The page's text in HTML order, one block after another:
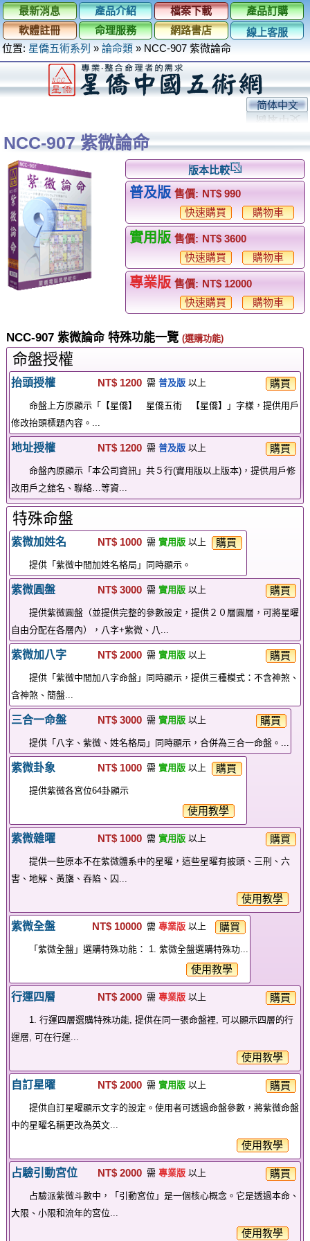
最新消息 產品介紹 檔案下載
產品訂購
軟體註冊
命理服務 網路書店
線上客服
位置: 星僑五術系列 » 論命類 » NCC-907 紫微論命
简体中文
NCC-907 紫微論命
版本比較
普及版 售價: NT$ 990
購物車
快速購買
實用版 售價: NT$ 3600
購物車
快速購買
專業版 售價: NT$ 12000
購物車
快速購買
NCC-907 紫微論命 特殊功能一覽 (選購功能)
命盤授權
抬頭授權 NT$ 1200 需 普及版以上 購買
命盤上方原顯示「【星僑】 星僑五術 【星僑】」字樣，提供用戶
修改抬頭標題內容。...
地址授權 NT$ 1200 需 普及版以上 購買
命盤內原顯示「本公司資訊」共５行(實用版以上版本)，提供用戶修
改用戶之舘名、聯絡…等資...
特殊命盤
紫微加姓名 NT$ 1000 需 實用版以上 購買
提供「紫微中間加姓名格局」同時顯示。
紫微圓盤 NT$ 3000 需 實用版以上 購買
提供紫微圓盤（並提供完整的參數設定，提供２０層圓層，可將星曜
自由分配在各層內），八字+紫微、八...
紫微加八字 NT$ 2000 需 實用版以上 購買
提供「紫微中間加八字命盤」同時顯示，提供三種模式：不含神煞、
含神煞、簡盤...
三合一命盤 NT$ 3000 需 實用版以上 購買
提供「八字、紫微、姓名格局」同時顯示，合併為三合一命盤。...
紫微卦象 NT$ 1000 需 實用版以上 購買
提供紫微各宮位64卦顯示
使用教學
紫微雜曜 NT$ 1000 需 實用版以上 購買
提供一些原本不在紫微體系中的星曜，這些星曜有披頭、三刑、六
害、地解、黃旛、吞陷、囚...
使用教學
紫微全盤 NT$ 10000 需 專業版以上 購買
「紫微全盤」選購特殊功能： 1. 紫微全盤選購特殊功...
使用教學
行運四層 NT$ 2000 需 專業版以上 購買
1. 行運四層選購特殊功能, 提供在同一張命盤裡, 可以顯示四層的行
運層, 可在行運...
使用教學
自訂星曜 NT$ 2000 需 實用版以上 購買
提供自訂星曜顯示文字的設定。使用者可透過命盤參數，將紫微命盤
中的星曜名稱更改為英文...
使用教學
占驗引動宮位 NT$ 2000 需 專業版以上 購買
占驗派紫微斗數中，「引動宮位」是一個核心概念。它是透過本命、
大限、小限和流年的宮位...
使用教學